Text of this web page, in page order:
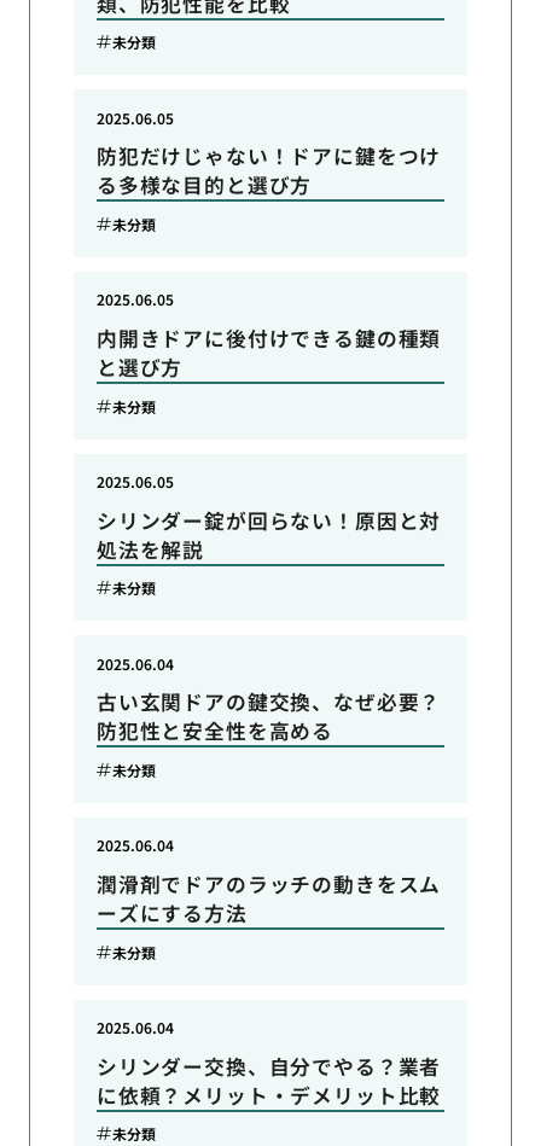
未分類
防犯だけじゃない！ドアに鍵をつけ
る多様な目的と選び方
2025.06.05
未分類
内開きドアに後付けできる鍵の種類
と選び方
2025.06.05
未分類
シリンダー錠が回らない！原因と対
処法を解説
2025.06.05
未分類
古い玄関ドアの鍵交換、なぜ必要？
防犯性と安全性を高める
2025.06.04
未分類
潤滑剤でドアのラッチの動きをスム
ーズにする方法
2025.06.04
未分類
シリンダー交換、自分でやる？業者
に依頼？メリット・デメリット比較
2025.06.04
未分類